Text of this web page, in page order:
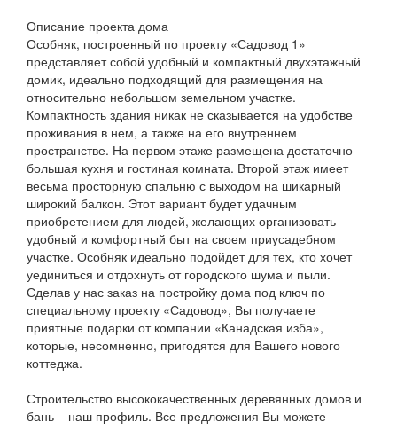
Описание проекта дома
Особняк, построенный по проекту «Садовод 1»
представляет собой удобный и компактный двухэтажный
домик, идеально подходящий для размещения на
относительно небольшом земельном участке.
Компактность здания никак не сказывается на удобстве
проживания в нем, а также на его внутреннем
пространстве. На первом этаже размещена достаточно
большая кухня и гостиная комната. Второй этаж имеет
весьма просторную спальню с выходом на шикарный
широкий балкон. Этот вариант будет удачным
приобретением для людей, желающих организовать
удобный и комфортный быт на своем приусадебном
участке. Особняк идеально подойдет для тех, кто хочет
уединиться и отдохнуть от городского шума и пыли.
Сделав у нас заказ на постройку дома под ключ по
специальному проекту «Садовод», Вы получаете
приятные подарки от компании «Канадская изба»,
которые, несомненно, пригодятся для Вашего нового
коттеджа.
Строительство высококачественных деревянных домов и
бань – наш профиль. Все предложения Вы можете